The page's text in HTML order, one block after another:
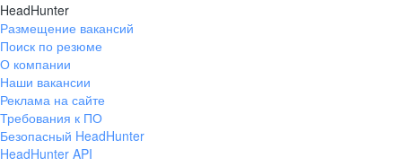
HeadHunter
Размещение вакансий
Поиск по резюме
О компании
Наши вакансии
Реклама на сайте
Требования к ПО
Безопасный HeadHunter
HeadHunter API